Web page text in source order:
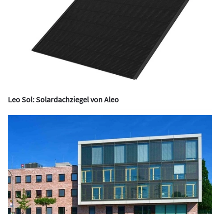
Leo Sol: Solardachziegel von Aleo